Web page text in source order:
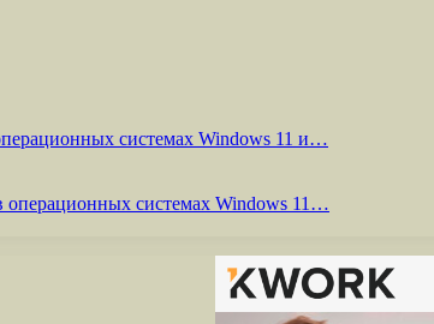
системах Windows 11 и…
операционных системах Windows 11…